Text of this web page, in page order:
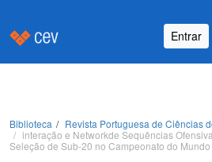
Entrar
Biblioteca
Revista Portuguesa de Ciências
interação e Networkde Sequências
Seleção de Sub-20 no Campeonato do